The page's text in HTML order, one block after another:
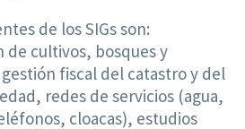
de los SIGs son:
de cultivos, bosques y
fiscal del catastro y del
redes de servicios (agua,
cloacas), estudios